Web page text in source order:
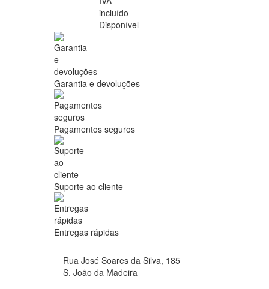
incluído
Disponível
Garantia e devoluções
Pagamentos seguros
Suporte ao cliente
Entregas rápidas
Rua José Soares da Silva, 185
S. João da Madeira